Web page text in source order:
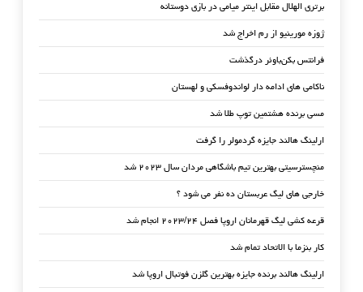
برتری الهلال مقابل اینتر میامی در بازی دوستانه
ژوزه مورینیو از رم اخراج شد
فرانتس بکن‌باوئر درگذشت
ناکامی های ادامه دار لواندوفسکی و لهستان
مسی برنده هشتمین توپ طلا شد
ارلینگ هالند جایزه گردمولر را گرفت
منچسترسیتی بهترین تیم باشگاهی مردان سال ۲۰۲۳ شد
خارجی های لیگ عربستان ده نفر می شود ؟
قرعه کشی لیگ قهرمانان اروپا فصل ۲۰۲۳/۲۴ انجام شد
کار بنزما با الاتحاد تمام شد
ارلینگ هالند برنده جایزه بهترین گلزن فوتبال اروپا شد